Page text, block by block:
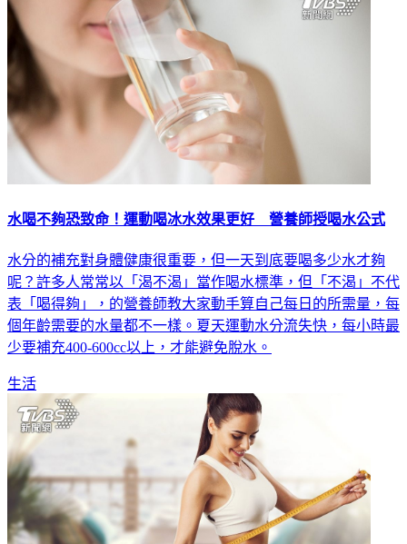
水喝不夠恐致命！運動喝冰水效果更好 營養師授喝水公式
水分的補充對身體健康很重要，但一天到底要喝多少水才夠
呢？許多人常常以「渴不渴」當作喝水標準，但「不渴」不代
表「喝得夠」，的營養師教大家動手算自己每日的所需量，每
個年齡需要的水量都不一樣。夏天運動水分流失快，每小時最
少要補充400-600cc以上，才能避免脫水。
生活